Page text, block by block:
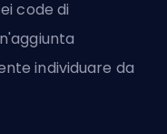
code di
individuare da